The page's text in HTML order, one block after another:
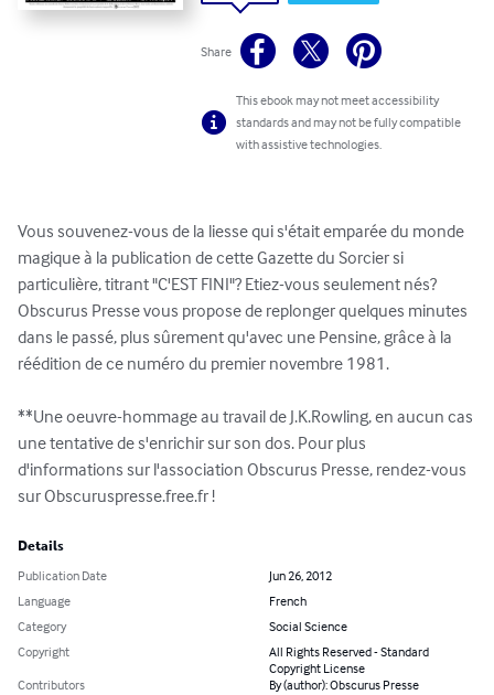
Share
This ebook may not meet accessibility
standards and may not be fully compatible
with assistive technologies.
Vous souvenez-vous de la liesse qui s'était emparée du monde
magique à la publication de cette Gazette du Sorcier si
particulière, titrant "C'EST FINI"? Etiez-vous seulement nés?
Obscurus Presse vous propose de replonger quelques minutes
dans le passé, plus sûrement qu'avec une Pensine, grâce à la
réédition de ce numéro du premier novembre 1981.
**Une oeuvre-hommage au travail de J.K.Rowling, en aucun cas
une tentative de s'enrichir sur son dos. Pour plus
d'informations sur l'association Obscurus Presse, rendez-vous
sur Obscuruspresse.free.fr !
Details
Publication Date
Jun 26, 2012
Language
French
Category
Social Science
Copyright
All Rights Reserved - Standard
Copyright License
Contributors
By (author): Obscurus Presse